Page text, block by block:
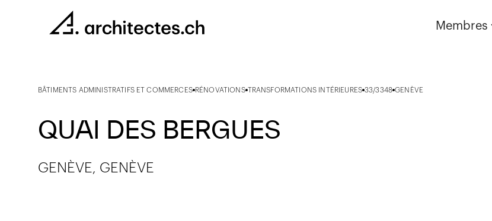
Membres
BÂTIMENTS ADMINISTRATIFS ET COMMERCES RÉNOVATIONS TRANSFORMATIONS INTÉRIEURES 33/3348 GENÈVE
QUAI DES BERGUES
GENÈVE, GENÈVE